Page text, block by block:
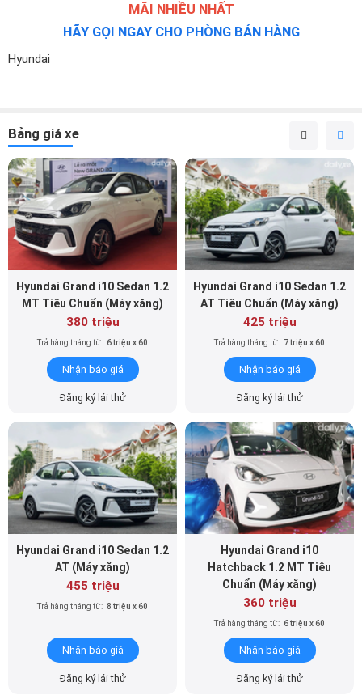
MÃI NHIỀU NHẤT
HÃY GỌI NGAY CHO PHÒNG BÁN HÀNG
Hyundai
Bảng giá xe
Hyundai Grand i10 Sedan 1.2
MT Tiêu Chuẩn (Máy xăng)
380 triệu
Trả hàng tháng từ: 6 triệu x 60
Nhận báo giá
Đăng ký lái thử
Hyundai Grand i10 Sedan 1.2
AT Tiêu Chuẩn (Máy xăng)
425 triệu
Trả hàng tháng từ: 7 triệu x 60
Nhận báo giá
Đăng ký lái thử
Hyundai Grand i10 Sedan 1.2
AT (Máy xăng)
455 triệu
Trả hàng tháng từ: 8 triệu x 60
Nhận báo giá
Đăng ký lái thử
Hyundai Grand i10
Hatchback 1.2 MT Tiêu
Chuẩn (Máy xăng)
360 triệu
Trả hàng tháng từ: 6 triệu x 60
Nhận báo giá
Đăng ký lái thử